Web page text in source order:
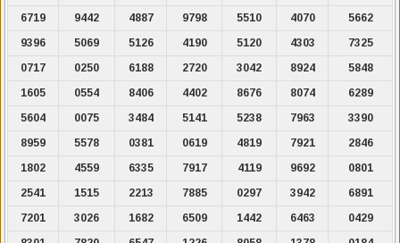
6719
9442 4887 9798 5510 4070
5662
9396
5069 5126 4190 5120 4303
7325
0717
0250 6188 2720 3042 8924
5848
1605
0554 8406 4402 8676 8074
6289
5604
0075 3484 5141 5238 7963
3390
8959
5578 0381 0619 4819 7921
2846
1802
4559 6335 7917 4119 9692
0801
2541
1515 2213 7885 0297 3942
6891
7201
3026 1682 6509 1442 6463
0429